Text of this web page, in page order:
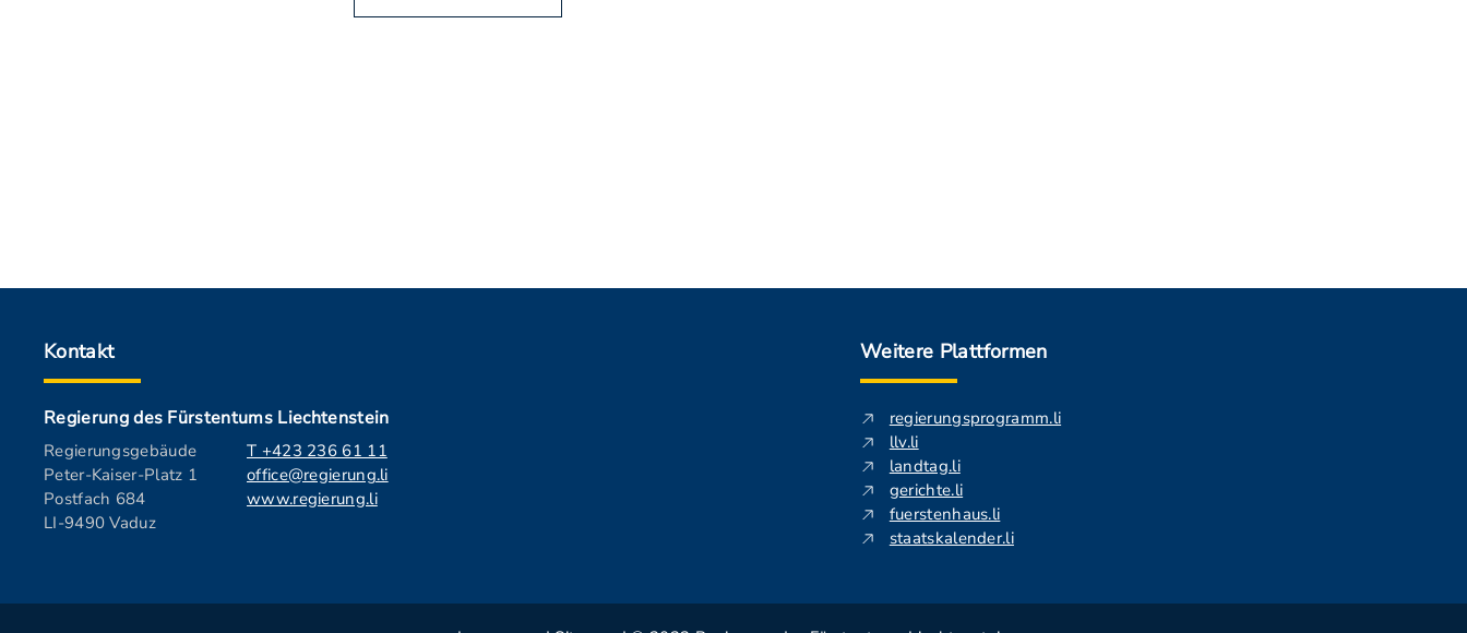
Kontakt
Regierung des Fürstentums Liechtenstein
Regierungsgebäude
Peter-Kaiser-Platz 1
Postfach 684
LI-9490 Vaduz
T +423 236 61 11
office@regierung.li
www.regierung.li
Weitere Plattformen
regierungsprogramm.li
llv.li
landtag.li
gerichte.li
fuerstenhaus.li
staatskalender.li